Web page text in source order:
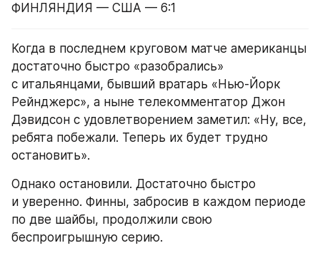
ФИНЛЯНДИЯ — США — 6:1
Когда в последнем круговом матче американцы
достаточно быстро «разобрались»
с итальянцами, бывший вратарь «Нью-Йорк
Рейнджерс», а ныне телекомментатор Джон
Дэвидсон с удовлетворением заметил: «Ну, все,
ребята побежали. Теперь их будет трудно
остановить».
Однако остановили. Достаточно быстро
и уверенно. Финны, забросив в каждом периоде
по две шайбы, продолжили свою
беспроигрышную серию.